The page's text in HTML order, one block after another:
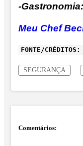
-Gastronomia:
Meu Chef
FONTE/CRÉDITOS:
SEGURANÇA
Comentários: